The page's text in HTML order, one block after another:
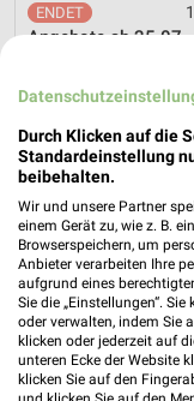
Angebote ab 25.07.
Durch Klicken auf die
Standardeinstellung
beibehalten.
Wir und unsere Partner
einem Gerät zu, wie z. B.
Browserspeichern, um
Anbieter verarbeiten Ihre
aufgrund eines
Sie die „Einstellungen“.
oder verwalten, indem Sie
klicken oder jederzeit auf
unteren Ecke der Website
klicken Sie auf den